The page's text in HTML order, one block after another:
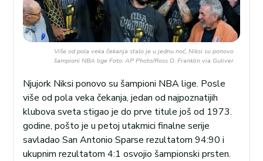
Više od pola veka čekanja stalo je u jednu noć, Niksi su ponovo
šampioni NBA lige Foto: AP Photo/Ross D. Franklin via Guliver
Njujork Niksi ponovo su šampioni NBA lige. Posle
više od pola veka čekanja, jedan od najpoznatijih
klubova sveta stigao je do prve titule još od 1973.
godine, pošto je u petoj utakmici finalne serije
savladao San Antonio Sparse rezultatom 94:90 i
ukupnim rezultatom 4:1 osvojio šampionski prsten.